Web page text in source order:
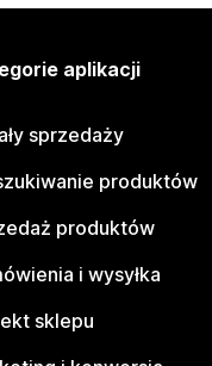
aplikacji
sprzedaży
produktów
produktów
i wysyłka
sklepu